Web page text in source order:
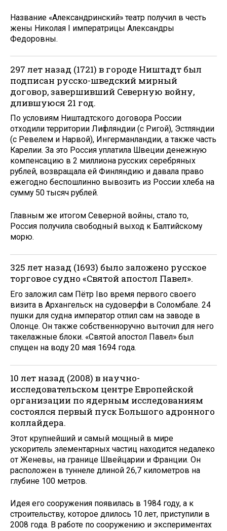
Название «Александринский» театр получил в честь
жены Николая I императрицы Александры
Федоровны.
297 лет назад (1721) в городе Ништадт был
подписан русско-шведский мирный
договор, завершивший Северную войну,
длившуюся 21 год.
По условиям Ништадтского договора России
отходили территории Лифляндии (с Ригой), Эстляндии
(с Ревелем и Нарвой), Ингерманландии, а также часть
Карелии. За это Россия уплатила Швеции денежную
компенсацию в 2 миллиона русских серебряных
рублей, возвращала ей Финляндию и давала право
ежегодно беспошлинно вывозить из России хлеба на
сумму 50 тысяч рублей.
Главным же итогом Северной войны, стало то,
Россия получила свободный выход к Балтийскому
морю.
325 лет назад (1693) было заложено русское
торговое судно «Святой апостол Павел».
Его заложил сам Пётр Iво время первого своего
визита в Архангельск на судоверфи в Соломбале. 24
пушки для судна император отлил сам на заводе в
Олонце. Он также собственноручно выточил для него
такелажные блоки. «Святой апостол Павел» был
спущен на воду 20 мая 1694 года.
10 лет назад (2008) в научно-
исследовательском центре Европейской
организации по ядерным исследованиям
состоялся первый пуск Большого адронного
коллайдера.
Этот крупнейший и самый мощный в мире
ускоритель элементарных частиц находится недалеко
от Женевы, на границе Швейцарии и Франции. Он
расположен в туннеле длиной 26,7 километров на
глубине 100 метров.
Идея его сооружения появилась в 1984 году, а к
строительству, которое длилось 10 лет, приступили в
2008 года. В работе по сооружению и экспериментах